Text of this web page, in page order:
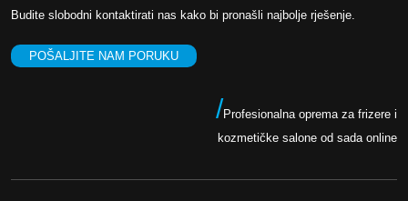
Budite slobodni kontaktirati nas kako bi pronašli najbolje rješenje.
POŠALJITE NAM PORUKU
/Profesionalna oprema za frizere i
kozmetičke salone od sada online